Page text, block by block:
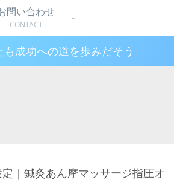
問い合わせ
CONTACT
も成功への道を歩みだそう
｜鍼灸あん摩マッサージ指圧オ